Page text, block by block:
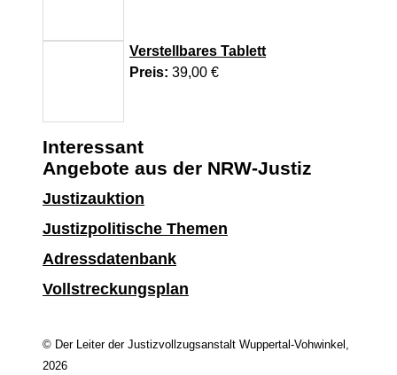
Verstellbares Tablett
Preis: 39,00 €
Interessant
Angebote aus der NRW-Justiz
Justizauktion
Justizpolitische Themen
Adressdatenbank
Vollstreckungsplan
© Der Leiter der Justizvollzugsanstalt Wuppertal-Vohwinkel,
2026